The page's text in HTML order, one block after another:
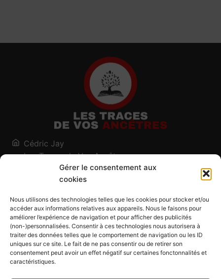
Gérer le consentement aux
cookies
Nous utilisons des technologies telles que les cookies pour stocker et/ou
accéder aux informations relatives aux appareils. Nous le faisons pour
améliorer l’expérience de navigation et pour afficher des publicités
(non-)personnalisées. Consentir à ces technologies nous autorisera à
traiter des données telles que le comportement de navigation ou les ID
uniques sur ce site. Le fait de ne pas consentir ou de retirer son
consentement peut avoir un effet négatif sur certaines fonctonnalités et
caractéristiques.
Cédric Jay
Les Traces de Vos Ancêtres
120, chemin des Salines
73200 Albertville - Savoie
Blog
Outils généalogiques
Contact
Plan du site
Mentions légales
Politique de confidentialité